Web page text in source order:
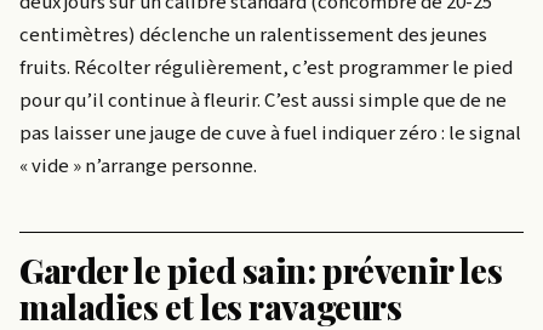
centimètres) déclenche un ralentissement des jeunes
fruits. Récolter régulièrement, c’est programmer le pied
pour qu’il continue à fleurir. C’est aussi simple que de ne
pas laisser une jauge de cuve à fuel indiquer zéro : le signal
« vide » n’arrange personne.
Garder le pied sain: prévenir les
maladies et les ravageurs